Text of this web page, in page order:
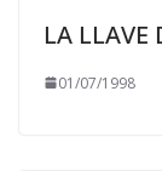
LA LLAVE
01/07/1998